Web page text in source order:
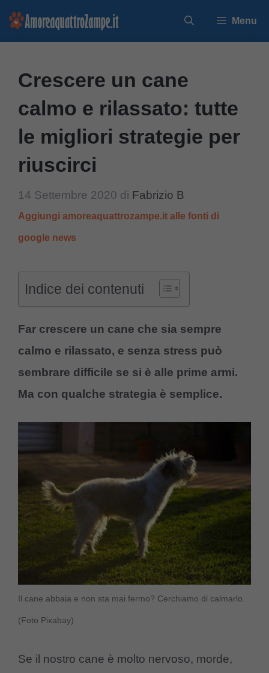
Vai
Menu
Crescere un cane
calmo e rilassato: tutte
le migliori strategie per
riuscirci
14 Settembre 2020 di Fabrizio B
Aggiungi amoreaquattrozampe.it alle fonti di
google news
Indice dei contenuti
Far crescere un cane che sia sempre
calmo e rilassato, e senza stress può
sembrare difficile se si è alle prime armi.
Ma con qualche strategia è semplice.
Il cane abbaia e non sta mai fermo? Cerchiamo di calmarlo.
(Foto Pixabay)
Se il nostro cane è molto nervoso, morde,